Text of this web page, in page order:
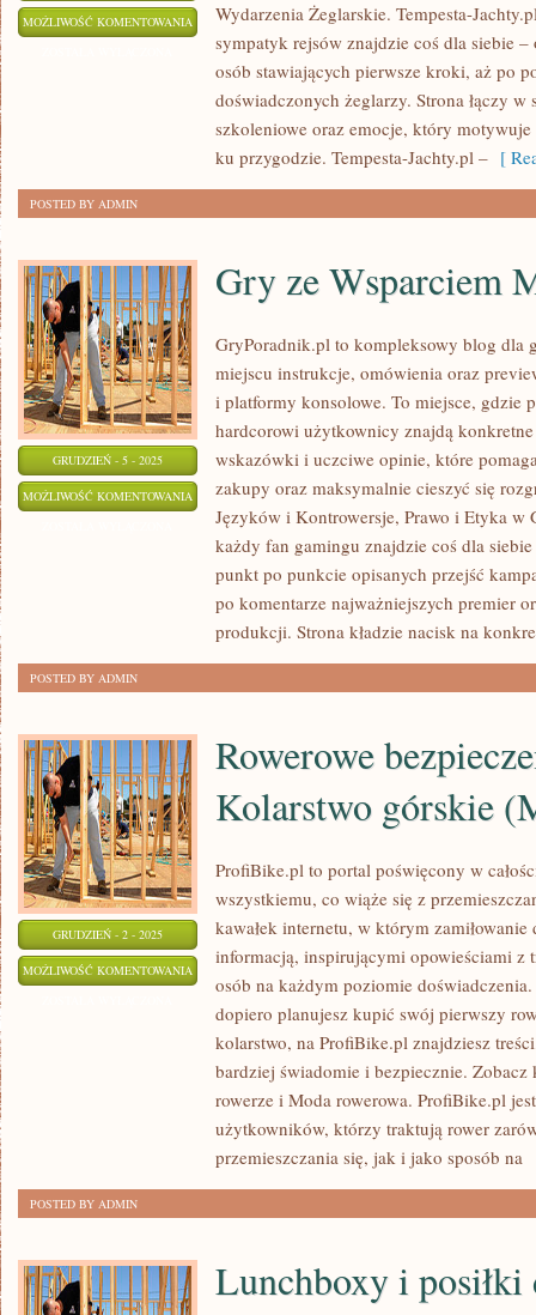
MOŻLIWOŚĆ KOMENTOWANIA POGODA
WARUNKI
MORSKIE
Wydarzenia Żeglarskie. Tempesta-
sympatyk rejsów znajdzie coś dla siebie
osób stawiających pierwsze kroki, aż po
doświadczonych żeglarzy. Strona łączy
szkoleniowe oraz emocje, który
ku przygodzie. Tempesta-Jachty.pl – [
POSTED BY ADMIN
GRUDZIEŃ - 5 - 2025
MOŻLIWOŚĆ KOMENTOWANIA
WSPARCIEM
MODÓW
Gry ze Wsparciem
GryPoradnik.pl to kompleksowy blog dla
miejscu instrukcje, omówienia oraz
i platformy konsolowe. To miejsce, gdzie
hardcorowi użytkownicy znajdą
wskazówki i uczciwe opinie, które
zakupy oraz maksymalnie cieszyć się
Języków i Kontrowersje, Prawo i Etyka w
każdy fan gamingu znajdzie coś dla
punkt po punkcie opisanych przejść
po komentarze najważniejszych premier
produkcji. Strona kładzie nacisk na
POSTED BY ADMIN
GRUDZIEŃ - 2 - 2025
MOŻLIWOŚĆ KOMENTOWANIA
Rowerowe
Kolarstwo górskie
ProfiBike.pl to portal poświęcony w
wszystkiemu, co wiąże się z
kawałek internetu, w którym
informacją, inspirującymi opowieściami z
osób na każdym poziomie
dopiero planujesz kupić swój pierwszy
kolarstwo, na ProfiBike.pl znajdziesz
bardziej świadomie i bezpiecznie. Zobacz
rowerze i Moda rowerowa. ProfiBike.pl
użytkowników, którzy traktują rower
przemieszczania się, jak i jako sposób na
POSTED BY ADMIN
Lunchboxy i